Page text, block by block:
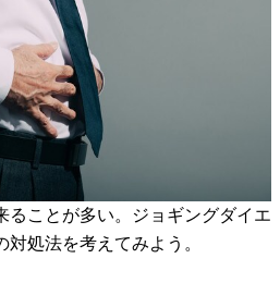
ることが多い。ジョギングダイエ
処法を考えてみよう。